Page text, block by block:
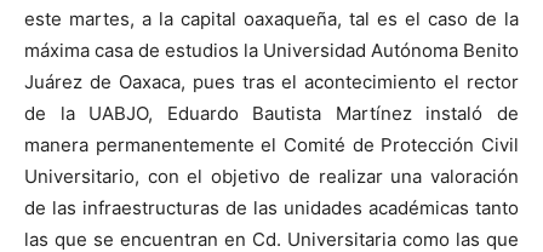
este martes, a la capital oaxaqueña, tal es el caso de la
máxima casa de estudios la Universidad Autónoma Benito
Juárez de Oaxaca, pues tras el acontecimiento el rector
de la UABJO, Eduardo Bautista Martínez instaló de
manera permanentemente el Comité de Protección Civil
Universitario, con el objetivo de realizar una valoración
de las infraestructuras de las unidades académicas tanto
las que se encuentran en Cd. Universitaria como las que